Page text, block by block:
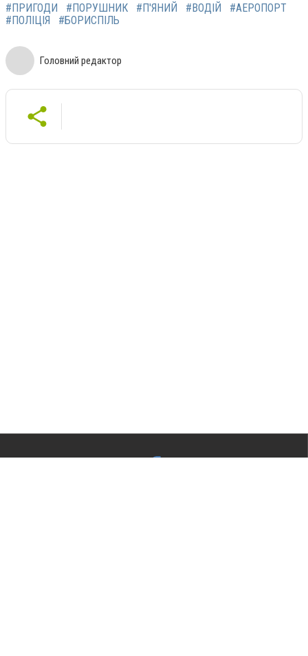
#ПРИГОДИ #ПОРУШНИК #П'ЯНИЙ #ВОДІЙ
#АЕРОПОРТ
#ПОЛІЦІЯ
#БОРИСПІЛЬ
Головний редактор